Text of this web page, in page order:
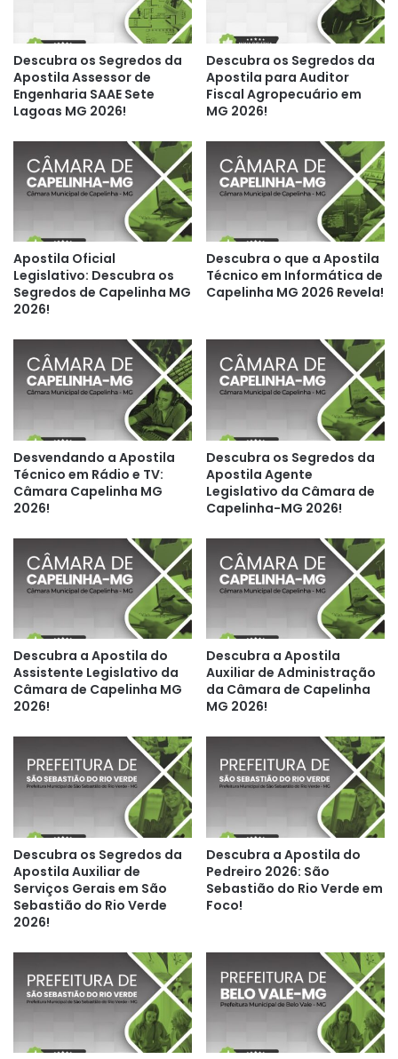
Descubra os Segredos da
Apostila Assessor de
Engenharia SAAE Sete
Lagoas MG 2026!
Descubra os Segredos da
Apostila para Auditor
Fiscal Agropecuário em
MG 2026!
Apostila Oficial
Legislativo: Descubra os
Segredos de Capelinha MG
2026!
Descubra o que a Apostila
Técnico em Informática de
Capelinha MG 2026 Revela!
Desvendando a Apostila
Técnico em Rádio e TV:
Câmara Capelinha MG
2026!
Descubra os Segredos da
Apostila Agente
Legislativo da Câmara de
Capelinha-MG 2026!
Descubra a Apostila do
Assistente Legislativo da
Câmara de Capelinha MG
2026!
Descubra a Apostila
Auxiliar de Administração
da Câmara de Capelinha
MG 2026!
Descubra os Segredos da
Apostila Auxiliar de
Serviços Gerais em São
Sebastião do Rio Verde
2026!
Descubra a Apostila do
Pedreiro 2026: São
Sebastião do Rio Verde em
Foco!